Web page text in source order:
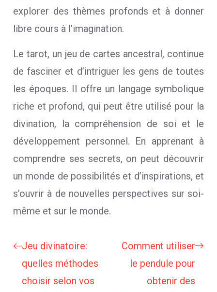
explorer des thèmes profonds et à donner
libre cours à l’imagination.
Le tarot, un jeu de cartes ancestral, continue
de fasciner et d’intriguer les gens de toutes
les époques. Il offre un langage symbolique
riche et profond, qui peut être utilisé pour la
divination, la compréhension de soi et le
développement personnel. En apprenant à
comprendre ses secrets, on peut découvrir
un monde de possibilités et d’inspirations, et
s’ouvrir à de nouvelles perspectives sur soi-
même et sur le monde.
Jeu divinatoire:
quelles méthodes
choisir selon vos
Comment utiliser
le pendule pour
obtenir des